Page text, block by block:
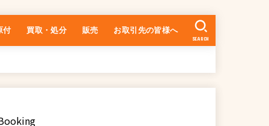
付 買取・処分 販売 お取引先の皆様へ
SEARCH